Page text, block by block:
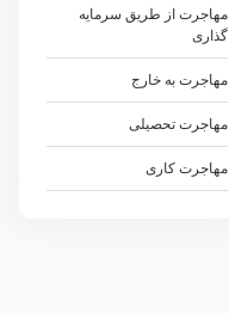
مهاجرت از طریق سرمایه
گذاری
مهاجرت به خارج
مهاجرت تحصیلی
مهاجرت کاری